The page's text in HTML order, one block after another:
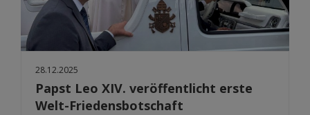
28.12.2025
Papst Leo XIV. veröffentlicht erste
Welt-Friedensbotschaft